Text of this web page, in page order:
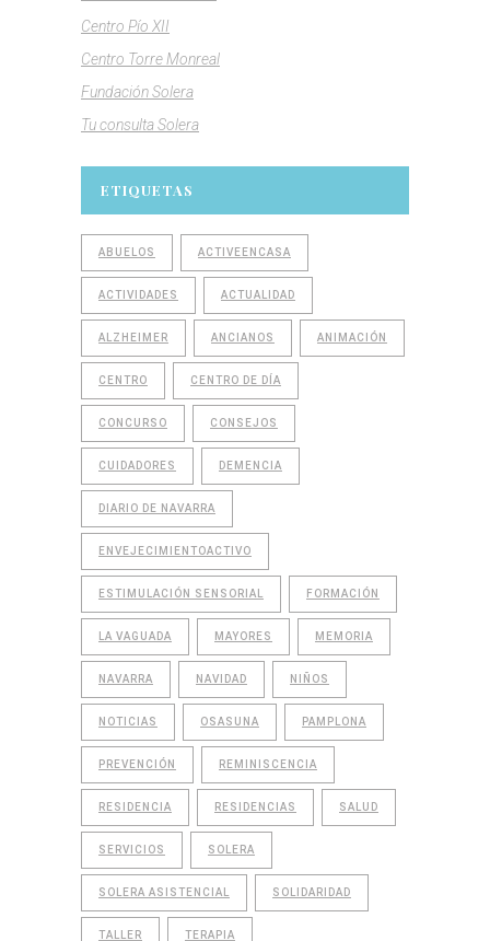
Centro Pío XII
Centro Torre Monreal
Fundación Solera
Tu consulta Solera
ETIQUETAS
ABUELOS ACTIVEENCASA
ACTIVIDADES ACTUALIDAD
ALZHEIMER ANCIANOS ANIMACIÓN
CENTRO CENTRO DE DÍA
CONCURSO CONSEJOS
CUIDADORES DEMENCIA
DIARIO DE NAVARRA
ENVEJECIMIENTOACTIVO
ESTIMULACIÓN SENSORIAL FORMACIÓN
LA VAGUADA MAYORES MEMORIA
NAVARRA NAVIDAD NIÑOS
NOTICIAS OSASUNA PAMPLONA
PREVENCIÓN REMINISCENCIA
RESIDENCIA RESIDENCIAS SALUD
SERVICIOS SOLERA
SOLERA ASISTENCIAL SOLIDARIDAD
TALLER TERAPIA